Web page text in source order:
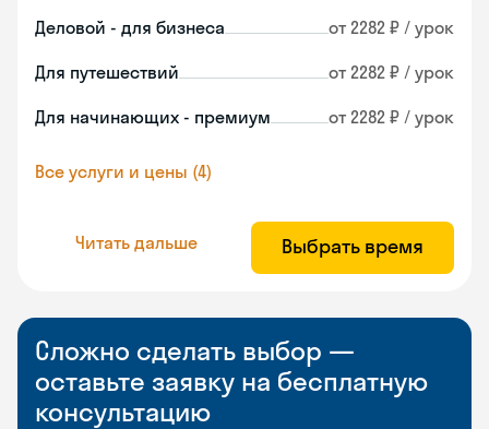
Деловой - для бизнеса от 2282 ₽ / урок
Для путешествий от 2282 ₽ / урок
Для начинающих - премиум от 2282 ₽ / урок
Все услуги и цены (4)
Читать дальше Выбрать время
Сложно сделать выбор —
оставьте заявку на бесплатную
консультацию